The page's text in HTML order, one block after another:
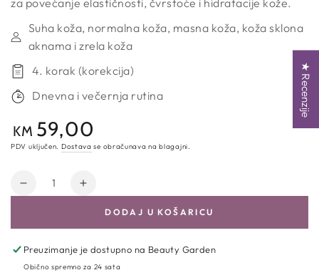
za povećanje elastičnosti, čvrstoće i hidratacije kože.
Suha koža, normalna koža, masna koža, koža sklona
aknama i zrela koža
4. korak (korekcija)
Dnevna i večernja rutina
Redovna
cijena
KM 59,00
PDV uključen. Dostava se obračunava na blagajni.
Količina
Smanji
|
Fresh
Povećaj
|
Fresh
DODAJ U KOŠARICU
Preuzimanje je dostupno na Beauty Garden
Obično spremno za 24 sata
★ Recenzije